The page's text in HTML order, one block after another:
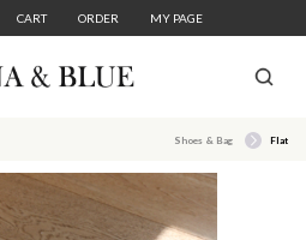
CART ORDER MY PAGE
Shoes & Bag Flat